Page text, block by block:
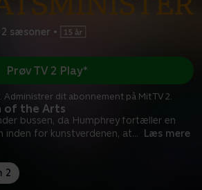
2 sæsoner •
of the Arts
bussen, da Humphrey fortæller en
inden for kunstverdenen, at... Læs mere
Prøv TV 2 Play*
dit abonnement på Mit TV 2.
2